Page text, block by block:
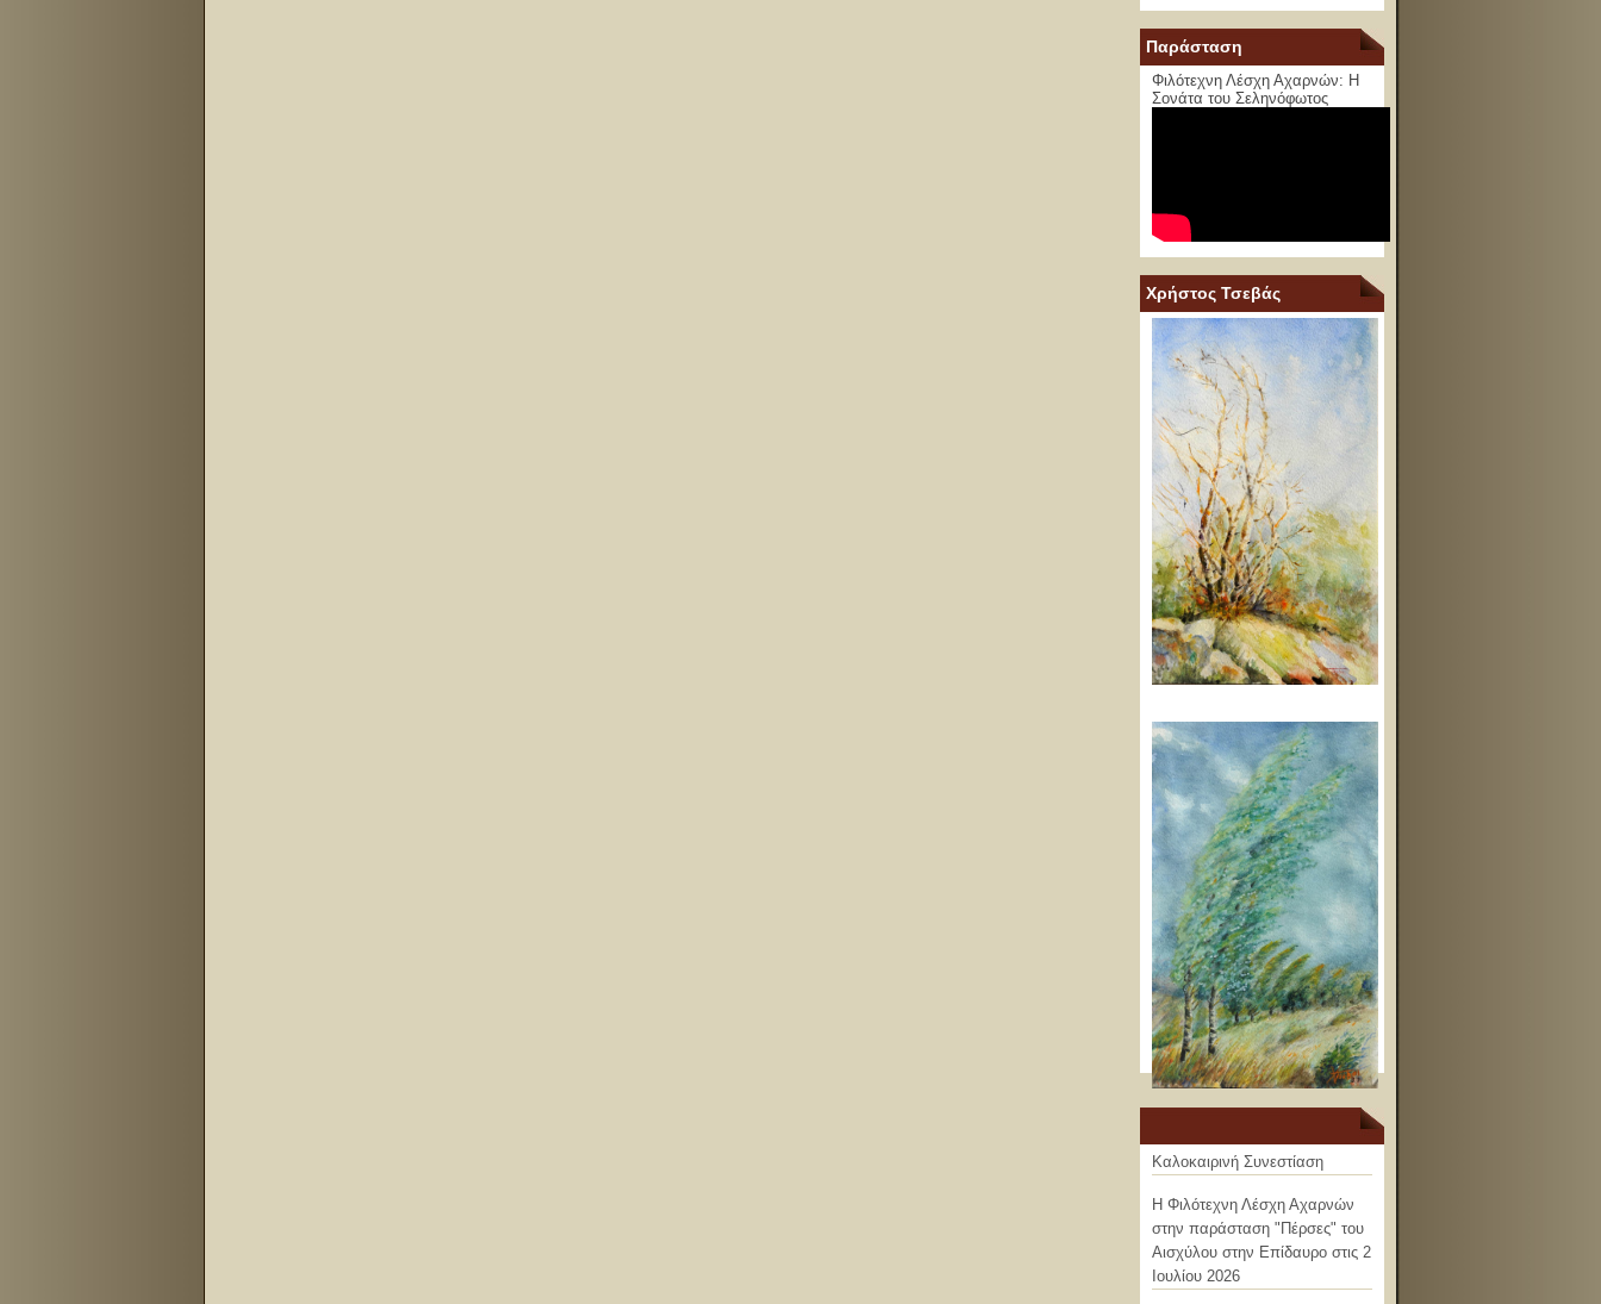
Παράσταση
Φιλότεχνη Λέσχη Αχαρνών: Η
Σονάτα του Σεληνόφωτος
Χρήστος Τσεβάς
Καλοκαιρινή Συνεστίαση
Η Φιλότεχνη Λέσχη Αχαρνών
στην παράσταση "Πέρσες" του
Αισχύλου στην Επίδαυρο στις 2
Ιουλίου 2026